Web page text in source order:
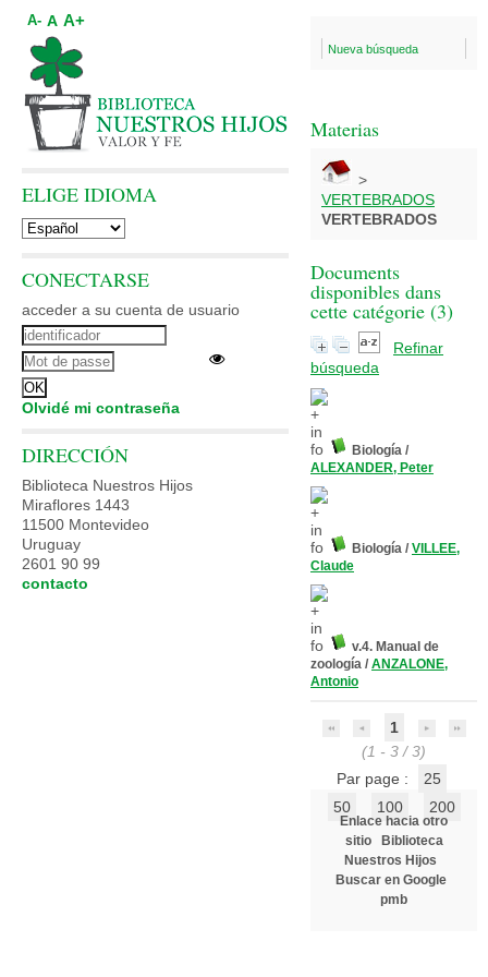
Nueva búsqueda
Materias
>
VERTEBRADOS
VERTEBRADOS
Documents
disponibles dans
cette catégorie (3)
Refinar
búsqueda
Biología /
ALEXANDER, Peter
Biología / VILLEE,
Claude
v.4. Manual de
zoología / ANZALONE,
Antonio
1
(1 - 3 / 3)
Par page :
25
50
100 200
Enlace hacia otro
sitio
Biblioteca
Nuestros Hijos
Buscar en Google
pmb
A- A A+
ELIGE IDIOMA
CONECTARSE
acceder a su cuenta de usuario
Olvidé mi contraseña
DIRECCIÓN
Biblioteca Nuestros Hijos
Miraflores 1443
11500 Montevideo
Uruguay
2601 90 99
contacto